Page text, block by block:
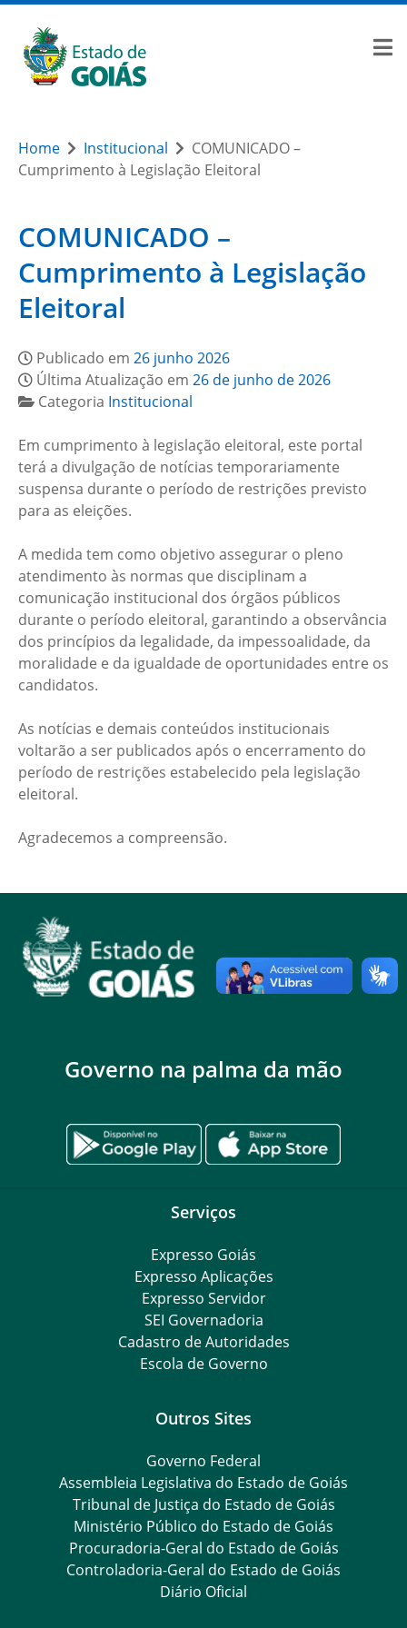
Home Institucional
COMUNICADO –
Cumprimento à Legislação Eleitoral
COMUNICADO –
Cumprimento à Legislação
Eleitoral
Publicado em 26 junho 2026
Última Atualização em 26 de junho de 2026
Categoria Institucional
Em cumprimento à legislação eleitoral, este portal
terá a divulgação de notícias temporariamente
suspensa durante o período de restrições previsto
para as eleições.
A medida tem como objetivo assegurar o pleno
atendimento às normas que disciplinam a
comunicação institucional dos órgãos públicos
durante o período eleitoral, garantindo a observância
dos princípios da legalidade, da impessoalidade, da
moralidade e da igualdade de oportunidades entre os
candidatos.
As notícias e demais conteúdos institucionais
voltarão a ser publicados após o encerramento do
período de restrições estabelecido pela legislação
eleitoral.
Agradecemos a compreensão.
Governo na palma da mão
Serviços
Expresso Goiás
Expresso Aplicações
Expresso Servidor
SEI Governadoria
Cadastro de Autoridades
Escola de Governo
Outros Sites
Governo Federal
Assembleia Legislativa do Estado de Goiás
Tribunal de Justiça do Estado de Goiás
Ministério Público do Estado de Goiás
Procuradoria-Geral do Estado de Goiás
Controladoria-Geral do Estado de Goiás
Diário Oficial